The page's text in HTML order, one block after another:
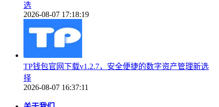
选
2026-08-07 17:18:19
TP钱包官网下载v1.2.7，安全便捷的数字资产管理新选
择
2026-08-07 16:37:11